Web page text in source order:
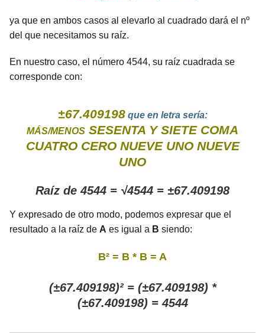
ya que en ambos casos al elevarlo al cuadrado dará el nº
del que necesitamos su raíz.
En nuestro caso, el número 4544, su raíz cuadrada se
corresponde con:
±67.409198que en letra sería:
MÁS/MENOS SESENTA Y SIETE COMA
CUATRO CERO NUEVE UNO NUEVE
UNO
Raíz de 4544 = √4544 = ±67.409198
Y expresado de otro modo, podemos expresar que el
resultado a la raíz de A es igual a B siendo:
B² = B * B = A
(±67.409198)² = (±67.409198) *
(±67.409198) = 4544